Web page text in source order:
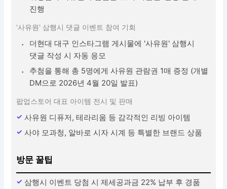
진행
'사유원' 삼행시 댓글 이벤트 참여 기회
더현대 대구 인스타그램 게시물에 '사유원' 삼행시
댓글 작성 시 자동 응모
추첨을 통해 총 5명에게 사유원 관람권 1매 증정 (개별
DM으로 2026년 4월 20일 발표)
팝업스토어 대표 아이템 전시 및 판매
사유원 디퓨저, 테라리움 등 감각적인 리빙 아이템
사야 모과청, 알바로 시자 시계 등 특별한 브랜드 상품
방문 꿀팁
삼행시 이벤트 당첨 시 제세공과금 22% 납부 후 경품